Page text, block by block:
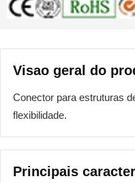
Visao geral do
Conector para estruturas
flexibilidade.
Principais